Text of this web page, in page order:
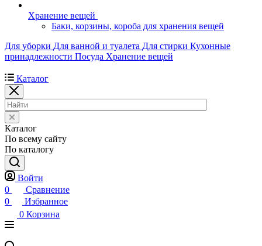
Хранение вещей
Баки, корзины, короба для хранения вещей
Для уборки Для ванной и туалета Для стирки Кухонные
принадлежности Посуда Хранение вещей
Каталог
Каталог
По всему сайту
По каталогу
Войти
0
Сравнение
0
Избранное
0 Корзина